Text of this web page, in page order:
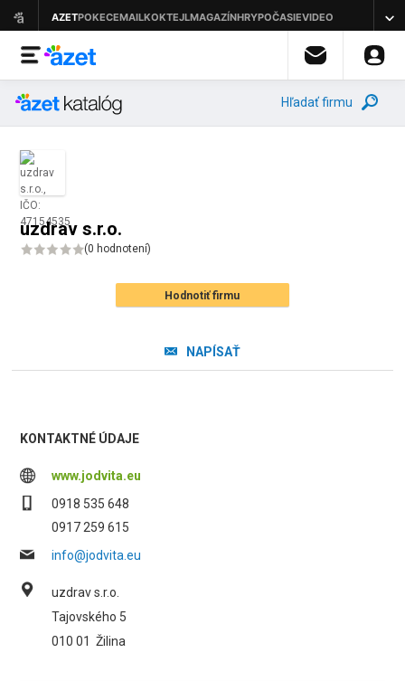
Hľadať firmu
uzdrav s.r.o.
(0 hodnotení)
Hodnotiť firmu
NAPÍSAŤ
KONTAKTNÉ ÚDAJE
www.jodvita.eu
0918 535 648
0917 259 615
info@jodvita.eu
uzdrav s.r.o.
Tajovského 5
010 01 Žilina